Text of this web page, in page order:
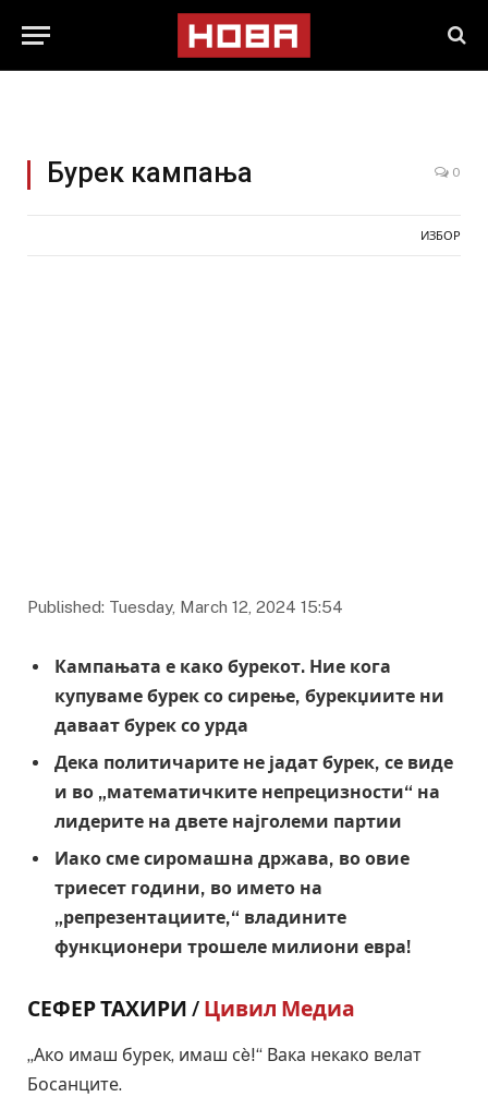
Бурек кампања 0
ИЗБОР
Published: Tuesday, March 12, 2024 15:54
Кампањата е како бурекот. Ние кога
купуваме бурек со сирење, бурекџиите ни
даваат бурек со урда
Дека политичарите не јадат бурек, се виде
и во „математичките непрецизности“ на
лидерите на двете најголеми партии
Иако сме сиромашна држава, во овие
триесет години, во името на
„репрезентациите,“ владините
функционери трошеле милиони евра!
СЕФЕР ТАХИРИ / Цивил Медиа
„Ако имаш бурек, имаш сè!“ Вака некако велат
Босанците.